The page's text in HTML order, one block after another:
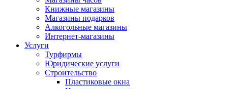
Книжные магазины
Магазины подарков
Алкогольные магазины
Интернет-магазины
Услуги
Турфирмы
Юридические услуги
Строительство
Пластиковые окна